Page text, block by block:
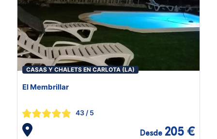
CASAS Y CHALETS EN CARLOTA (LA)
El Membrillar
43 / 5
Desde 205 €